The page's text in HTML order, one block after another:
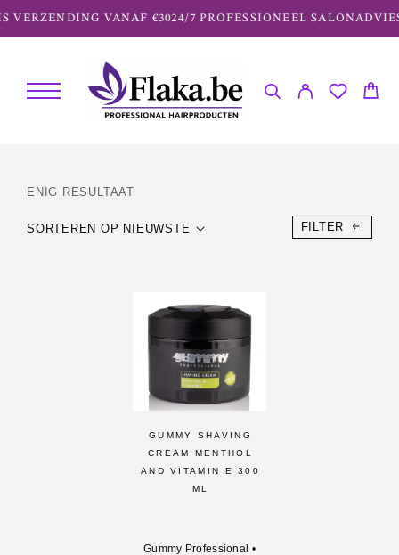
VERZENDING VANAF €3024/7 PROFESSIONEEL
ENIG RESULTAAT
SORTEREN OP NIEUWSTE FILTER
GUMMY SHAVING
CREAM MENTHOL
AND VITAMIN E 300
ML
Gummy Professional
•